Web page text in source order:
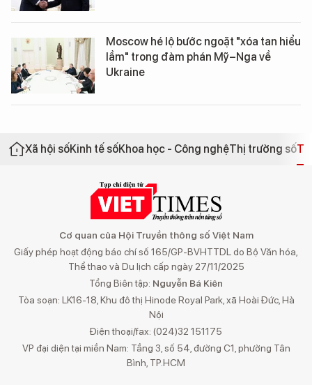
Moscow hé lộ bước ngoặt "xóa tan hiểu
lầm" trong đàm phán Mỹ–Nga về
Ukraine
Xã hội sốKinh tế sốKhoa học - Công nghệThị trường số
Cơ quan của Hội Truyền thông số Việt Nam
Giấy phép hoạt động báo chí số 165/GP-BVHTTDL do Bộ Văn hóa,
Thể thao và Du lịch cấp ngày 27/11/2025
Tổng Biên tập: Nguyễn Bá Kiên
Tòa soạn: LK16-18, Khu đô thị Hinode Royal Park, xã Hoài Đức, Hà
Nội
Điện thoại/fax: (024)32 151175
VP đại diện tại miền Nam: Tầng 3, số 54, đường C1, phường Tân
Bình, TP.HCM